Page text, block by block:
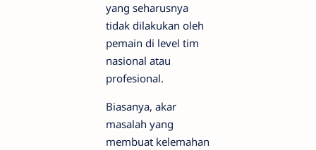
yang seharusnya
tidak dilakukan oleh
pemain di level tim
nasional atau
profesional.
Biasanya, akar
masalah yang
membuat kelemahan